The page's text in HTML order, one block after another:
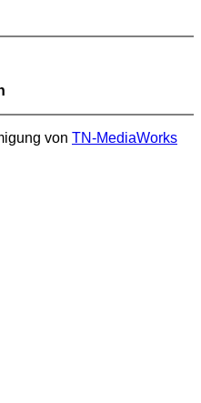
von TN-MediaWorks